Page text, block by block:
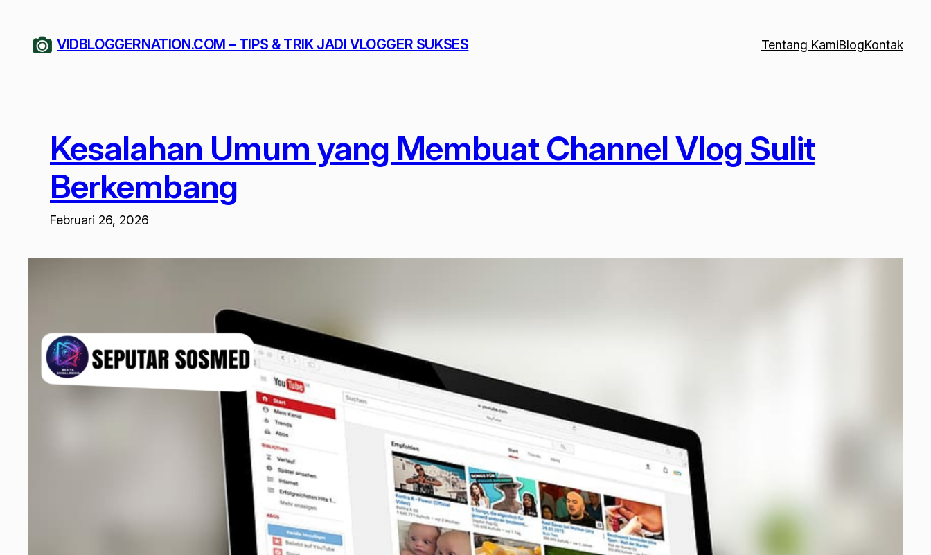
konten
VIDBLOGGERNATION.COM – TIPS & TRIK JADI VLOGGER SUKSES Tentang KamiBlogKontak
Kesalahan Umum yang Membuat Channel Vlog Sulit
Berkembang
Februari 26, 2026